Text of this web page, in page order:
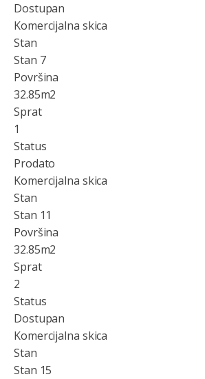
Dostupan
Komercijalna skica
Stan
Stan 7
Površina
32.85m2
Sprat
1
Status
Prodato
Komercijalna skica
Stan
Stan 11
Površina
32.85m2
Sprat
2
Status
Dostupan
Komercijalna skica
Stan
Stan 15